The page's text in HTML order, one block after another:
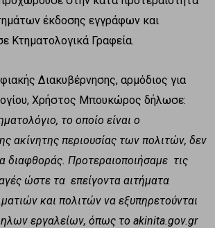
έκδοσης εγγράφων και
Κτηματολογικά Γραφεία.
Διακυβέρνησης, αρμόδιος για
Χρήστος Μπουκώρος δήλωσε:
το οποίο είναι ο
ακίνητης περιουσίας των πολιτών, δεν
διαφθοράς. Προτεραιοποιήσαμε τις
ώστε τα επείγοντα αιτήματα
και πολιτών να εξυπηρετούνται
εργαλείων, όπως το akinita.gov.gr